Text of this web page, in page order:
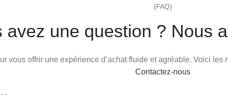
(FAQ)
avez une question ? Nous
vous offrir une expérience d’achat fluide et agréable. Voici
Contactez-nous